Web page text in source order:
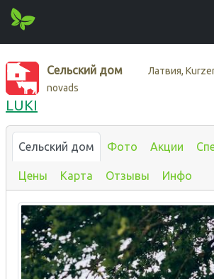
Сельский дом
Латвия,
novads
LUKI
Сельский дом Фото Акции
Цены Карта Отзывы Инфо